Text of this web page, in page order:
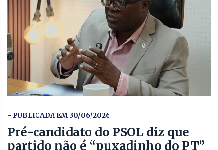
- PUBLICADA EM 30/06/2026
Pré-candidato do PSOL diz que
partido não é “puxadinho do PT”